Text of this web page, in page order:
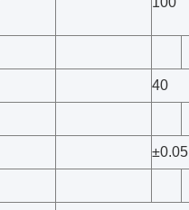
40
±0.05